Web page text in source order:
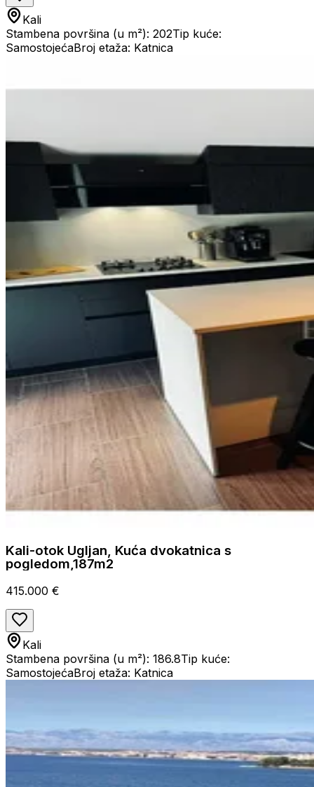
Kali
Stambena površina (u m²): 202Tip kuće:
SamostojećaBroj etaža: Katnica
Kali-otok Ugljan, Kuća dvokatnica s
pogledom,187m2
415.000 €
Kali
Stambena površina (u m²): 186.8Tip kuće:
SamostojećaBroj etaža: Katnica